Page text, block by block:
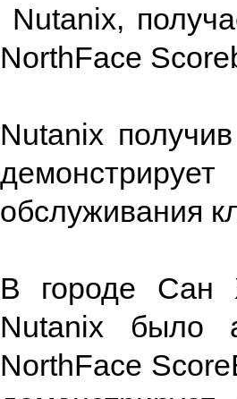
Nutanix,
NorthFace
Nutanix
обслуживания
В городе Сан
Nutanix было
NorthFace